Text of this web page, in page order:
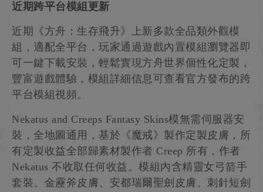
近期跨平台模組更新
近期《方舟：生存飛升》上新多款全品類外觀模
組，適配全平台，玩家通過遊戲內置模組瀏覽器即
可一鍵下載安裝，輕鬆實現方舟世界個性化定製，
豐富遊戲體驗，模組詳細信息可查看官方發布的跨
平台模組視頻。
Nekatus and Creeps Fantasy Skins模無需伺服器安
裝，全地圖通用，基於《魔戒》製作定製皮膚，所
有定製收益全部歸素材製作者 Creep 所有，作者
Nekatus 不收取任何收益。模組內含精靈女弓箭手
套裝、金靂斧皮膚、安都瑞爾聖劍皮膚、刺針短劍